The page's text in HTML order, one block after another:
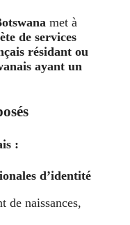
met à
de services
résidant ou
ayant un
:
d’identité
de naissances,